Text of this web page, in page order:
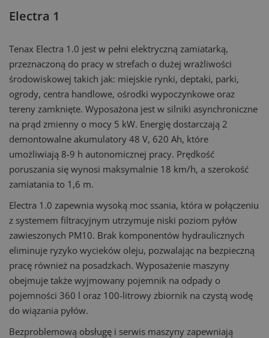
Electra 1
Tenax Electra 1.0 jest w pełni elektryczną zamiatarką,
przeznaczoną do pracy w strefach o dużej wrażliwości
środowiskowej takich jak: miejskie rynki, deptaki, parki,
ogrody, centra handlowe, ośrodki wypoczynkowe oraz
tereny zamknięte. Wyposażona jest w silniki asynchroniczne
na prąd zmienny o mocy 5 kW. Energię dostarczają 2
demontowalne akumulatory 48 V, 620 Ah, które
umożliwiają 8-9 h autonomicznej pracy. Prędkość
poruszania się wynosi maksymalnie 18 km/h, a szerokość
zamiatania to 1,6 m.
Electra 1.0 zapewnia wysoką moc ssania, która w połączeniu
z systemem filtracyjnym utrzymuje niski poziom pyłów
zawieszonych PM10. Brak komponentów hydraulicznych
eliminuje ryzyko wycieków oleju, pozwalając na bezpieczną
pracę również na posadzkach. Wyposażenie maszyny
obejmuje także wyjmowany pojemnik na odpady o
pojemności 360 l oraz 100-litrowy zbiornik na czystą wodę
do wiązania pyłów.
Bezproblemową obsługę i serwis maszyny zapewniają